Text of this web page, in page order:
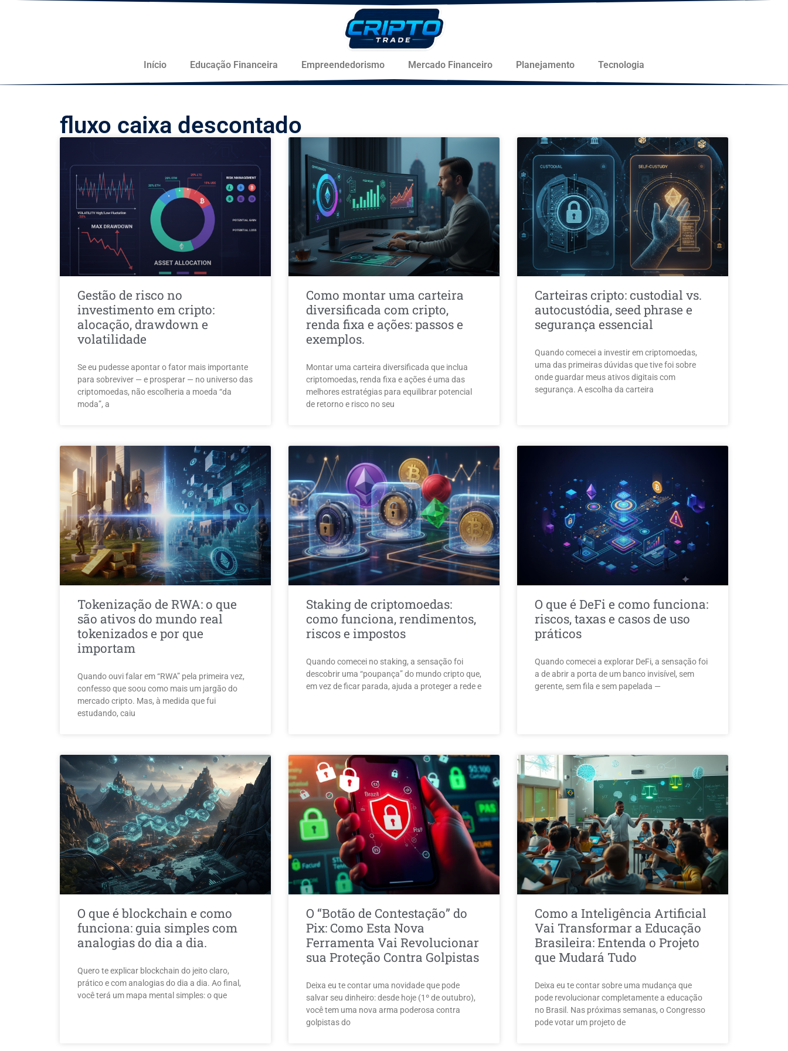
Início Educação Financeira Empreendedorismo Mercado Financeiro Planejamento Tecnologia
fluxo caixa descontado
Gestão de risco no
investimento em cripto:
alocação, drawdown e
volatilidade
Se eu pudesse apontar o fator mais importante
para sobreviver — e prosperar — no universo das
criptomoedas, não escolheria a moeda “da
moda”, a
Como montar uma carteira
diversificada com cripto,
renda fixa e ações: passos e
exemplos.
Montar uma carteira diversificada que inclua
criptomoedas, renda fixa e ações é uma das
melhores estratégias para equilibrar potencial
de retorno e risco no seu
Carteiras cripto: custodial vs.
autocustódia, seed phrase e
segurança essencial
Quando comecei a investir em criptomoedas,
uma das primeiras dúvidas que tive foi sobre
onde guardar meus ativos digitais com
segurança. A escolha da carteira
Tokenização de RWA: o que
são ativos do mundo real
tokenizados e por que
importam
Quando ouvi falar em “RWA” pela primeira vez,
confesso que soou como mais um jargão do
mercado cripto. Mas, à medida que fui
estudando, caiu
Staking de criptomoedas:
como funciona, rendimentos,
riscos e impostos
Quando comecei no staking, a sensação foi
descobrir uma “poupança” do mundo cripto que,
em vez de ficar parada, ajuda a proteger a rede e
O que é DeFi e como funciona:
riscos, taxas e casos de uso
práticos
Quando comecei a explorar DeFi, a sensação foi
a de abrir a porta de um banco invisível, sem
gerente, sem fila e sem papelada —
O que é blockchain e como
funciona: guia simples com
analogias do dia a dia.
Quero te explicar blockchain do jeito claro,
prático e com analogias do dia a dia. Ao final,
você terá um mapa mental simples: o que
O “Botão de Contestação” do
Pix: Como Esta Nova
Ferramenta Vai Revolucionar
sua Proteção Contra Golpistas
Deixa eu te contar uma novidade que pode
salvar seu dinheiro: desde hoje (1º de outubro),
você tem uma nova arma poderosa contra
golpistas do
Como a Inteligência Artificial
Vai Transformar a Educação
Brasileira: Entenda o Projeto
que Mudará Tudo
Deixa eu te contar sobre uma mudança que
pode revolucionar completamente a educação
no Brasil. Nas próximas semanas, o Congresso
pode votar um projeto de